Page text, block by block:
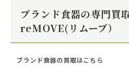
ブランド食器の専門買
reMOVE(リムーブ）
ブランド食器の買取はこちら